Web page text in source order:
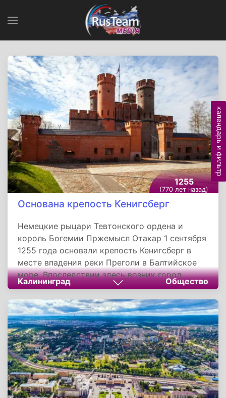
1255
(770 лет назад)
Основана крепость Кенигсберг
Немецкие рыцари Тевтонского ордена и
король Богемии Пржемысл Отакар 1 сентября
1255 года основали крепость Кенигсберг в
месте впадения реки Преголи в Балтийское
море. Впоследствии здесь возник город,
который носил это имя более семи столетий.
Первоначально замок был деревянным, но в
1257 году началось строительство каменного,
вернее, кирпичного замка.
Калининград Общество
календарь и фильтр